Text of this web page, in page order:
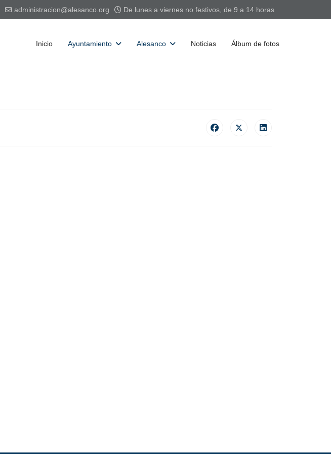
administracion@alesanco.org De lunes a viernes no festivos, de 9 a 14 horas
Inicio Ayuntamiento Alesanco Noticias Álbum de fotos